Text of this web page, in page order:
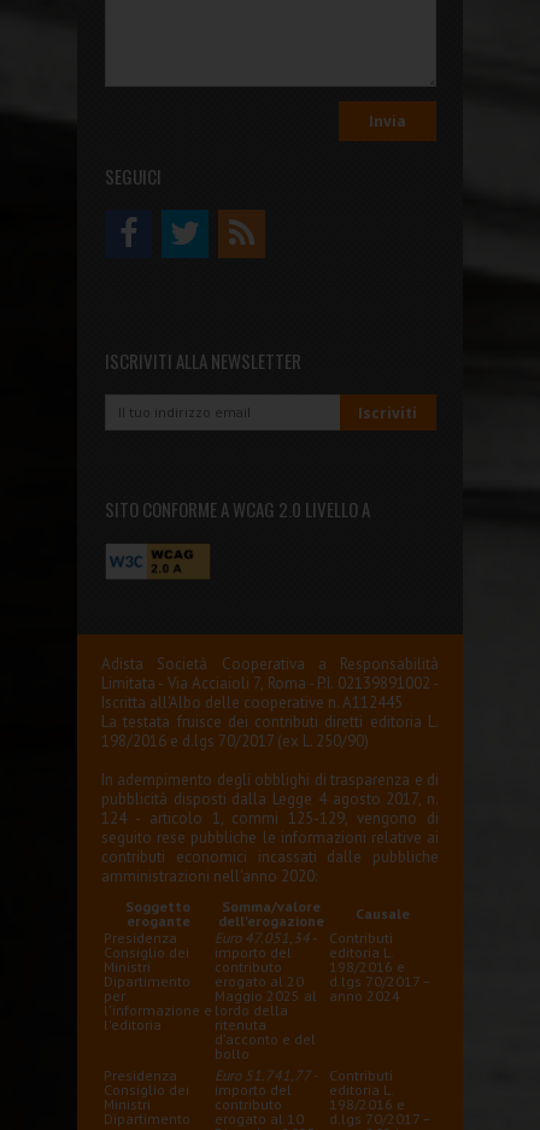
SEGUICI
ISCRIVITI ALLA NEWSLETTER
SITO CONFORME A WCAG 2.0 LIVELLO A
Adista Società Cooperativa a Responsabilità
Limitata - Via Acciaioli 7, Roma - P.I. 02139891002 -
Iscritta all'Albo delle cooperative n. A112445
La testata fruisce dei contributi diretti editoria L.
198/2016 e d.lgs 70/2017 (ex L. 250/90)
In adempimento degli obblighi di trasparenza e di
pubblicità disposti dalla Legge 4 agosto 2017, n.
124 - articolo 1, commi 125-129, vengono di
seguito rese pubbliche le informazioni relative ai
contributi economici incassati dalle pubbliche
amministrazioni nell'anno 2020:
Soggetto
erogante
Somma/valore
dell'erogazione
Causale
Presidenza
Consiglio dei
Ministri
Dipartimento
per
l'informazione e
l'editoria
Euro 47.051,34 -
importo del
contributo
erogato al 20
Maggio 2025 al
lordo della
ritenuta
d'acconto e del
bollo
Contributi
editoria L.
198/2016 e
d.lgs 70/2017 –
anno 2024
Presidenza
Consiglio dei
Ministri
Dipartimento
Euro 51.741,77 -
importo del
contributo
erogato al 10
Contributi
editoria L.
198/2016 e
d.lgs 70/2017 –